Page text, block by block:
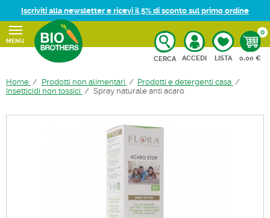
Iscriviti alla newsletter e ricevi il 5% di sconto sul primo ordine
MENU
CERCA ACCEDI LISTA
0
0,00 €
Home Prodotti non alimentari
Prodotti e detergenti casa
Insetticidi non tossici
Spray naturale anti acaro